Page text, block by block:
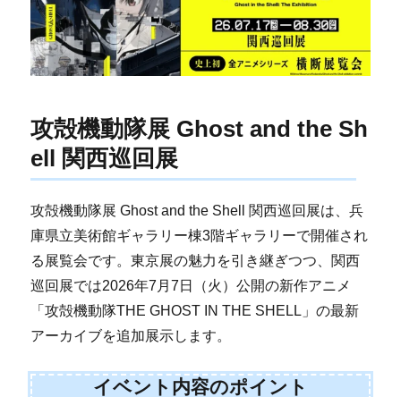
攻殻機動隊展 Ghost and the Sh
ell 関西巡回展
攻殻機動隊展 Ghost and the Shell 関西巡回展は、兵
庫県立美術館ギャラリー棟3階ギャラリーで開催され
る展覧会です。東京展の魅力を引き継ぎつつ、関西
巡回展では2026年7月7日（火）公開の新作アニメ
「攻殻機動隊THE GHOST IN THE SHELL」の最新
アーカイブを追加展示します。
イベント内容のポイント